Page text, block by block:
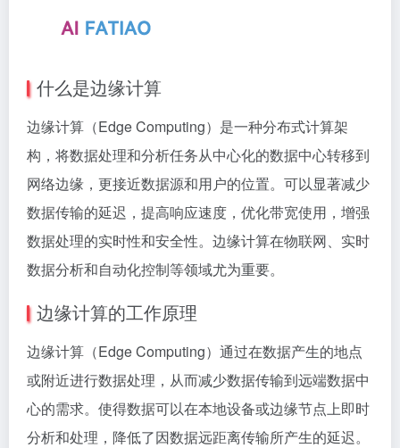
什么是边缘计算
边缘计算（Edge Computing）是一种分布式计算架
构，将数据处理和分析任务从中心化的数据中心转移到
网络边缘，更接近数据源和用户的位置。可以显著减少
数据传输的延迟，提高响应速度，优化带宽使用，增强
数据处理的实时性和安全性。边缘计算在物联网、实时
数据分析和自动化控制等领域尤为重要。
边缘计算的工作原理
边缘计算（Edge Computing）通过在数据产生的地点
或附近进行数据处理，从而减少数据传输到远端数据中
心的需求。使得数据可以在本地设备或边缘节点上即时
分析和处理，降低了因数据远距离传输所产生的延迟。